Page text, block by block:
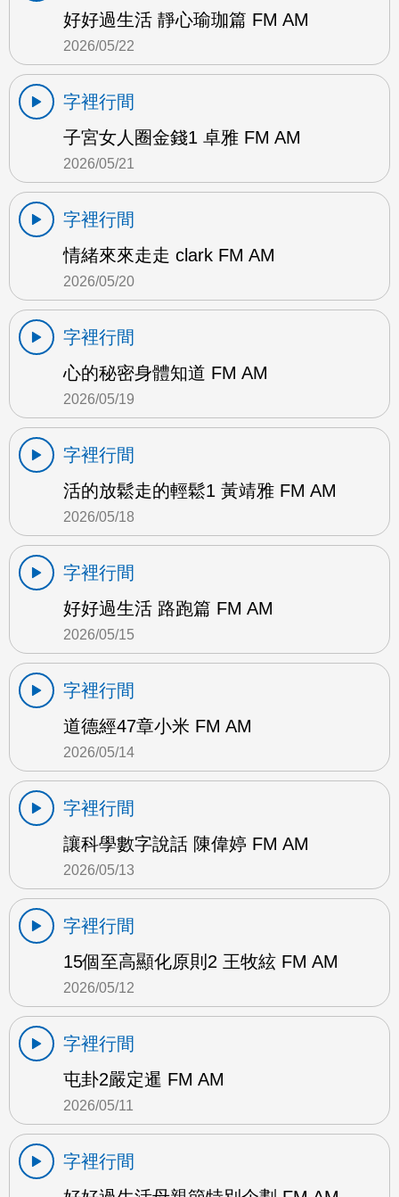
好好過生活 靜心瑜珈篇 FM AM
2026/05/22
字裡行間
子宮女人圈金錢1 卓雅 FM AM
2026/05/21
字裡行間
情緒來來走走 clark FM AM
2026/05/20
字裡行間
心的秘密身體知道 FM AM
2026/05/19
字裡行間
活的放鬆走的輕鬆1 黃靖雅 FM AM
2026/05/18
字裡行間
好好過生活 路跑篇 FM AM
2026/05/15
字裡行間
道德經47章小米 FM AM
2026/05/14
字裡行間
讓科學數字說話 陳偉婷 FM AM
2026/05/13
字裡行間
15個至高顯化原則2 王牧絃 FM AM
2026/05/12
字裡行間
屯卦2嚴定暹 FM AM
2026/05/11
字裡行間